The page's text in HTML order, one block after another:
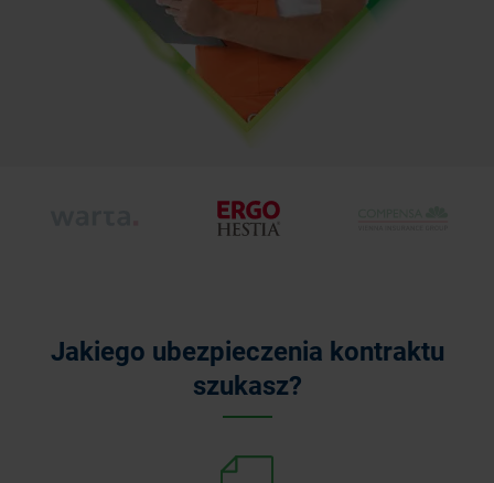
Jakiego ubezpieczenia kontraktu
szukasz?